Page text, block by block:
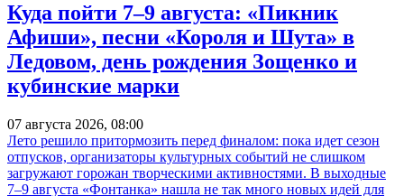
Куда пойти 7–9 августа: «Пикник
Афиши», песни «Короля и Шута» в
Ледовом, день рождения Зощенко и
кубинские марки
07 августа 2026, 08:00
Лето решило притормозить перед финалом: пока идет сезон
отпусков, организаторы культурных событий не слишком
загружают горожан творческими активностями. В выходные
7–9 августа «Фонтанка» нашла не так много новых идей для